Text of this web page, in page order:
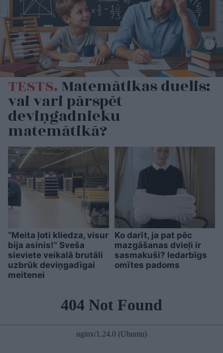
TESTS.Matemātikas duelis:
vai vari pārspēt
deviņgadnieku
matemātikā?
“Meita ļoti kliedza, visur
bija asinis!” Sveša
sieviete veikalā brutāli
uzbrūk deviņgadīgai
meitenei
Ko darīt, ja pat pēc
mazgāšanas dvieļi ir
sasmakuši? Iedarbīgs
omītes padoms